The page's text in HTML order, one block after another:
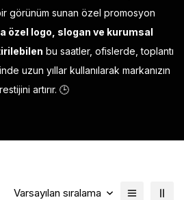
görünüm sunan özel promosyon
özel logo, slogan ve kurumsal
bu saatler, ofislerde, toplantı
uzun yıllar kullanılarak markanızın
artırır. 🕒
Varsayılan sıralama